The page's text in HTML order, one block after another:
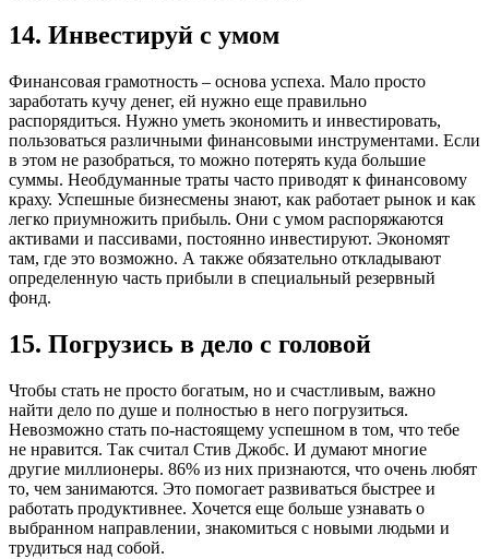
14. Инвестируй с умом
Финансовая грамотность – основа успеха. Мало просто
заработать кучу денег, ей нужно еще правильно
распорядиться. Нужно уметь экономить и инвестировать,
пользоваться различными финансовыми инструментами. Если
в этом не разобраться, то можно потерять куда большие
суммы. Необдуманные траты часто приводят к финансовому
краху. Успешные бизнесмены знают, как работает рынок и как
легко приумножить прибыль. Они с умом распоряжаются
активами и пассивами, постоянно инвестируют. Экономят
там, где это возможно. А также обязательно откладывают
определенную часть прибыли в специальный резервный
фонд.
15. Погрузись в дело с головой
Чтобы стать не просто богатым, но и счастливым, важно
найти дело по душе и полностью в него погрузиться.
Невозможно стать по-настоящему успешном в том, что тебе
не нравится. Так считал Стив Джобс. И думают многие
другие миллионеры. 86% из них признаются, что очень любят
то, чем занимаются. Это помогает развиваться быстрее и
работать продуктивнее. Хочется еще больше узнавать о
выбранном направлении, знакомиться с новыми людьми и
трудиться над собой.